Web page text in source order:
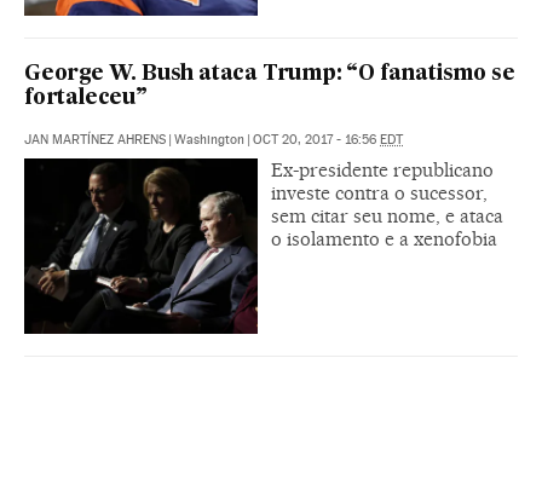
George W. Bush ataca Trump: “O fanatismo se
fortaleceu”
JAN MARTÍNEZ AHRENS | Washington | OCT 20, 2017 - 16:56 EDT
Ex-presidente republicano
investe contra o sucessor,
sem citar seu nome, e ataca
o isolamento e a xenofobia